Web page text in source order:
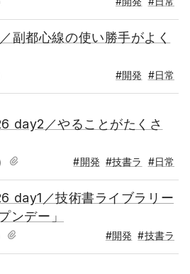
副都心線の使い勝手がよく
#開発 #日常
day2／やることがたくさ
#開発 #技書ラ #日常
day1／技術書ライブラリー
ンデー」
#開発 #技書ラ